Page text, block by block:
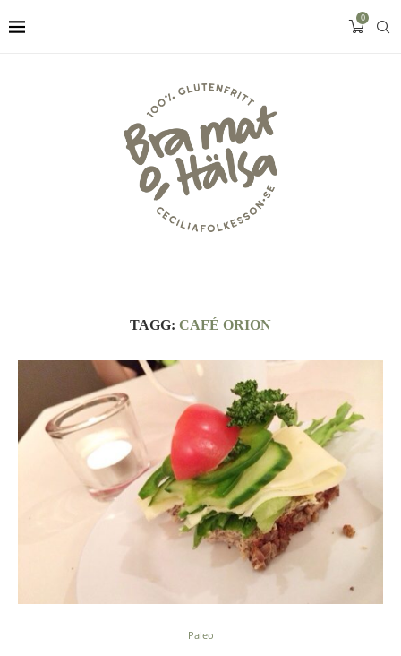
0
TAGG: CAFÉ ORION
Paleo